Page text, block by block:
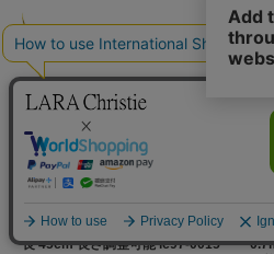
K18 スネーク 幅 0.7mm 約 2.9g 最
長 45cm 長さ調整可能 lc97-0015